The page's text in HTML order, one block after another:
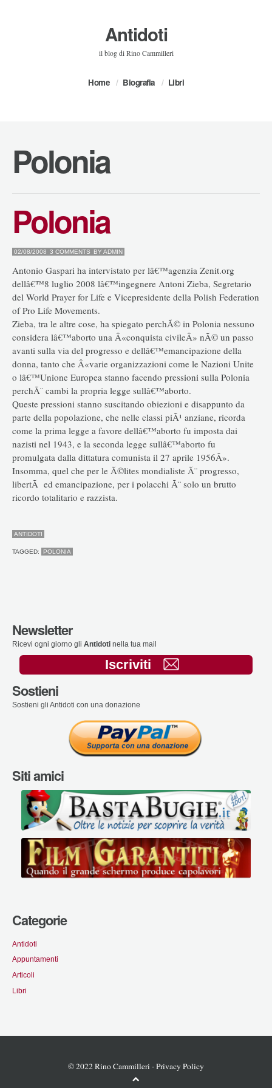
Antidoti
il blog di Rino Cammilleri
Home Biografia Libri
Polonia
Polonia
02/08/2008 3 COMMENTS BY ADMIN
Antonio Gaspari ha intervistato per lâ€™agenzia Zenit.org
dellâ€™8 luglio 2008 lâ€™ingegnere Antoni Zieba, Segretario
del World Prayer for Life e Vicepresidente della Polish Federation
of Pro Life Movements.
Zieba, tra le altre cose, ha spiegato perchÃ© in Polonia nessuno
considera lâ€™aborto una Â«conquista civileÂ» nÃ© un passo
avanti sulla via del progresso e dellâ€™emancipazione della
donna, tanto che Â«varie organizzazioni come le Nazioni Unite
o lâ€™Unione Europea stanno facendo pressioni sulla Polonia
perchÃ¨ cambi la propria legge sullâ€™aborto.
Queste pressioni stanno suscitando obiezioni e disappunto da
parte della popolazione, che nelle classi piÃ¹ anziane, ricorda
come la prima legge a favore dellâ€™aborto fu imposta dai
nazisti nel 1943, e la seconda legge sullâ€™aborto fu
promulgata dalla dittatura comunista il 27 aprile 1956Â».
Insomma, quel che per le Ã©lites mondialiste Ã¨ progresso,
libertÃ ed emancipazione, per i polacchi Ã¨ solo un brutto
ricordo totalitario e razzista.
ANTIDOTI
TAGGED: POLONIA
Newsletter
Ricevi ogni giorno gli Antidoti nella tua mail
Iscriviti
Sostieni
Sostieni gli Antidoti con una donazione
Siti amici
Categorie
Antidoti
Appuntamenti
Articoli
Libri
© 2022 Rino Cammilleri -Privacy Policy